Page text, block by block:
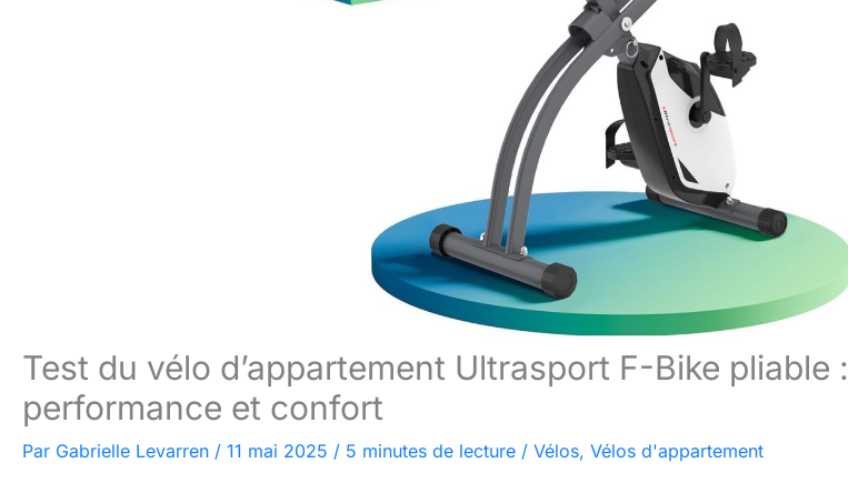
Test du vélo d’appartement Ultrasport F-Bike pliable :
performance et confort
Par Gabrielle Levarren / 11 mai 2025 / 5 minutes de lecture / Vélos, Vélos d'appartement